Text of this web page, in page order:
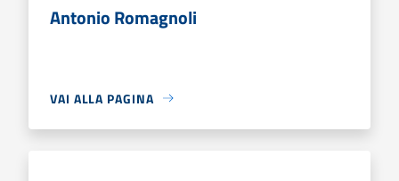
Antonio Romagnoli
VAI ALLA PAGINA